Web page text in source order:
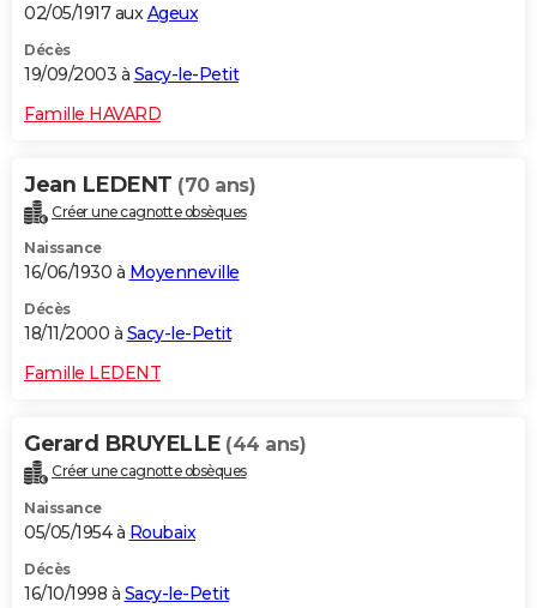
02/05/1917 aux Ageux
Décès
19/09/2003 à Sacy-le-Petit
Famille HAVARD
Jean LEDENT (70 ans)
Créer une cagnotte obsèques
Naissance
16/06/1930 à Moyenneville
Décès
18/11/2000 à Sacy-le-Petit
Famille LEDENT
Gerard BRUYELLE (44 ans)
Créer une cagnotte obsèques
Naissance
05/05/1954 à Roubaix
Décès
16/10/1998 à Sacy-le-Petit